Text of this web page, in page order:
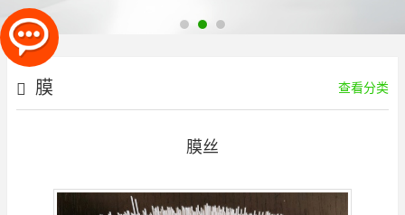
膜 查看分类
膜丝